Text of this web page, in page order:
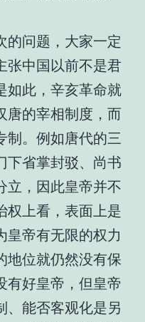
问题，大家一定
张中国以前不是君
如此，辛亥革命就
唐的宰相制度，而
制。例如唐代的三
下省掌封驳、尚书
立，因此皇帝并不
权上看，表面上是
皇帝有无限的权力
地位就仍然没有保
有好皇帝，但皇帝
、能否客观化是另